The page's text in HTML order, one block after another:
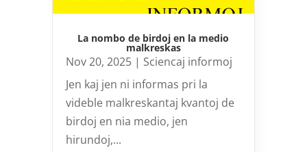
La nombo de birdoj en la medio
malkreskas
Nov 20, 2025| Sciencaj informoj
Jen kaj jen ni informas pri la
videble malkreskantaj kvantoj de
birdoj en nia medio, jen
hirundoj,...